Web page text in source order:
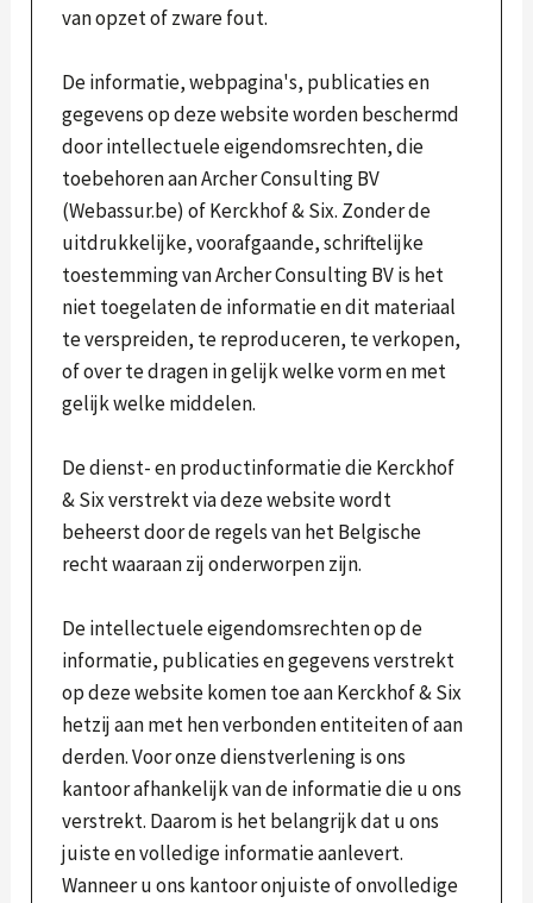
van opzet of zware fout.
De informatie, webpagina's, publicaties en
gegevens op deze website worden beschermd
door intellectuele eigendomsrechten, die
toebehoren aan Archer Consulting BV
(Webassur.be) of Kerckhof & Six. Zonder de
uitdrukkelijke, voorafgaande, schriftelijke
toestemming van Archer Consulting BV is het
niet toegelaten de informatie en dit materiaal
te verspreiden, te reproduceren, te verkopen,
of over te dragen in gelijk welke vorm en met
gelijk welke middelen.
De dienst- en productinformatie die Kerckhof
& Six verstrekt via deze website wordt
beheerst door de regels van het Belgische
recht waaraan zij onderworpen zijn.
De intellectuele eigendomsrechten op de
informatie, publicaties en gegevens verstrekt
op deze website komen toe aan Kerckhof & Six
hetzij aan met hen verbonden entiteiten of aan
derden. Voor onze dienstverlening is ons
kantoor afhankelijk van de informatie die u ons
verstrekt. Daarom is het belangrijk dat u ons
juiste en volledige informatie aanlevert.
Wanneer u ons kantoor onjuiste of onvolledige